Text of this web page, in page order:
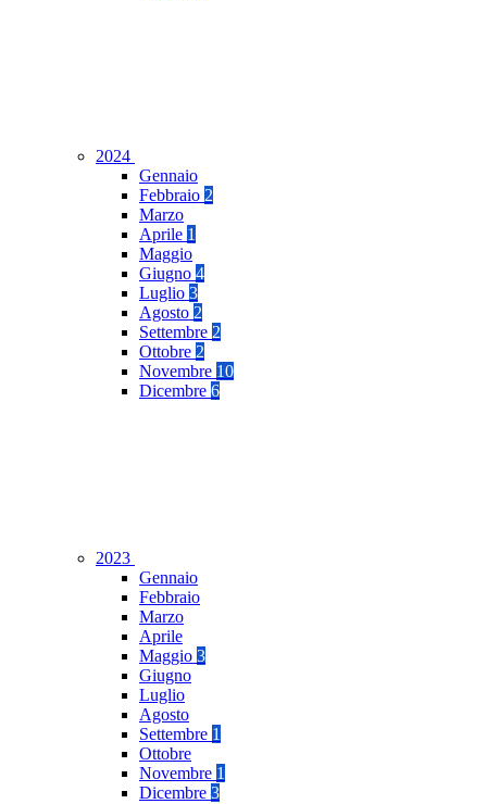
2024
Gennaio
Febbraio 2
Marzo
Aprile 1
Maggio
Giugno 4
Luglio 3
Agosto 2
Settembre 2
Ottobre 2
Novembre 10
Dicembre 6
2023
Gennaio
Febbraio
Marzo
Aprile
Maggio 3
Giugno
Luglio
Agosto
Settembre 1
Ottobre
Novembre 1
Dicembre 3